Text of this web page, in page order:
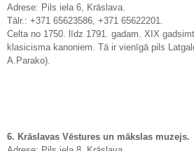
Adrese: Pils iela 6, Krāslava.
Tālr.: +371 65623586, +371 65622201.
Celta no 1750. līdz 1791. gadam. XIX
klasicisma kanoniem. Tā ir vienīgā pils
A.Parako).
6. Krāslavas Vēstures un mākslas muzejs.